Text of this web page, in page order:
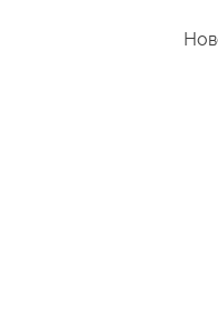
Свободу и Демократию !